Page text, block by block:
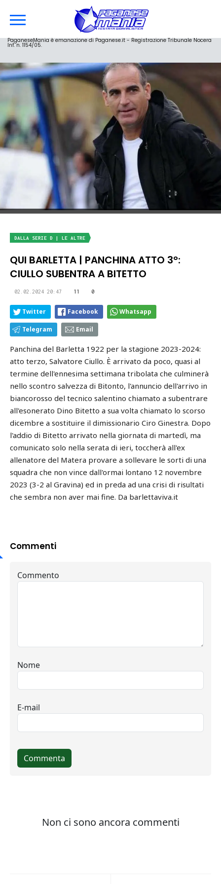
PaganeseMania è emanazione di Paganese.it - Registrazione Tribunale Nocera
Inf. n. 1154/05.
DALLA SERIE D | LE ALTRE
QUI BARLETTA | PANCHINA ATTO 3°:
CIULLO SUBENTRA A BITETTO
02.02.2024 20:47 11 0
Twitter Facebook Whatsapp
Telegram Email
Panchina del Barletta 1922 per la stagione 2023-2024:
atto terzo, Salvatore Ciullo. È arrivato da poco, quasi al
termine dell'ennesima settimana tribolata che culminerà
nello scontro salvezza di Bitonto, l'annuncio dell'arrivo in
biancorosso del tecnico salentino chiamato a subentrare
all'esonerato Dino Bitetto a sua volta chiamato lo scorso
dicembre a sostituire il dimissionario Ciro Ginestra. Dopo
l'addio di Bitetto arrivato nella giornata di martedì, ma
comunicato solo nella serata di ieri, toccherà all'ex
allenatore del Matera provare a sollevare le sorti di una
squadra che non vince dall'ormai lontano 12 novembre
2023 (3-2 al Gravina) ed in preda ad una crisi di risultati
che sembra non aver mai fine. Da barlettaviva.it
Commenti